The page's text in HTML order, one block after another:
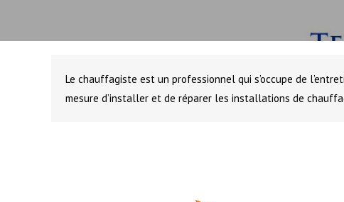
Le chauffagiste est un professionnel qui s’occupe de
mesure d’installer et de réparer les installations de